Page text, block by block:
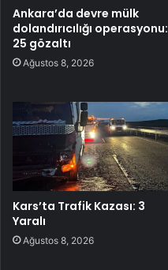
Ankara’da devre mülk
dolandırıcılığı operasyonu:
25 gözaltı
Ağustos 8, 2026
Kars’ta Trafik Kazası: 3
Yaralı
Ağustos 8, 2026